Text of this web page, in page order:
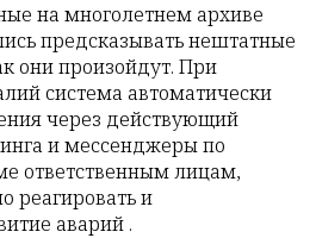
на многолетнем архиве
предсказывать нештатные
они произойдут. При
система автоматически
через действующий
и мессенджеры по
ответственным лицам,
реагировать и
аварий .